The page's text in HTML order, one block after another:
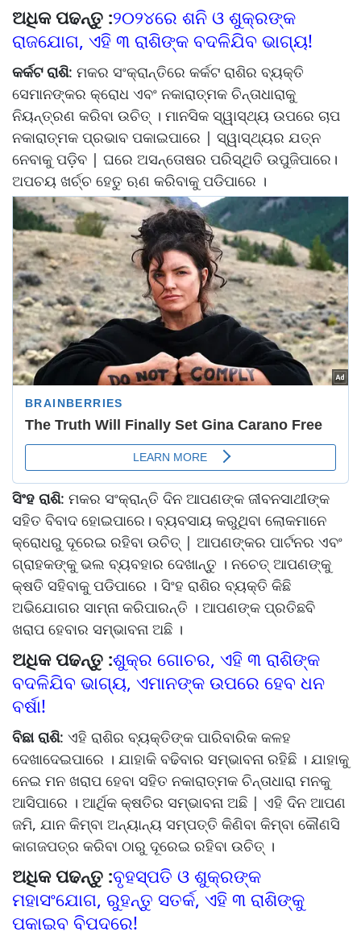
ଅଧିକ ପଢନ୍ତୁ :୨୦୨୪ରେ ଶନି ଓ ଶୁକ୍ରଙ୍କ
ରାଜଯୋଗ, ଏହି ୩ ରାଶିଙ୍କ ବଦଳିଯିବ ଭାଗ୍ୟ!
କର୍କଟ ରାଶି: ମକର ସଂକ୍ରାନ୍ତିରେ କର୍କଟ ରାଶିର ବ୍ୟକ୍ତି
ସେମାନଙ୍କର କ୍ରୋଧ ଏବଂ ନକାରାତ୍ମକ ଚିନ୍ତାଧାରାକୁ
ନିୟନ୍ତ୍ରଣ କରିବା ଉଚିତ୍ । ମାନସିକ ସ୍ୱାସ୍ଥ୍ୟ ଉପରେ ଚାପ
ନକାରାତ୍ମକ ପ୍ରଭାବ ପକାଇପାରେ | ସ୍ୱାସ୍ଥ୍ୟର ଯତ୍ନ
ନେବାକୁ ପଡ଼ିବ | ଘରେ ଅସନ୍ତୋଷର ପରିସ୍ଥିତି ଉପୁଜିପାରେ।
ଅପଚୟ ଖର୍ଚ୍ଚ ହେତୁ ଋଣ କରିବାକୁ ପଡିପାରେ ।
ସିଂହ ରାଶି: ମକର ସଂକ୍ରାନ୍ତି ଦିନ ଆପଣଙ୍କ ଜୀବନସାଥୀଙ୍କ
ସହିତ ବିବାଦ ହୋଇପାରେ। ବ୍ୟବସାୟ କରୁଥିବା ଲୋକମାନେ
କ୍ରୋଧରୁ ଦୂରେଇ ରହିବା ଉଚିତ୍ | ଆପଣଙ୍କର ପାର୍ଟନର ଏବଂ
ଗ୍ରାହକଙ୍କୁ ଭଲ ବ୍ୟବହାର ଦେଖାନ୍ତୁ । ନଚେତ୍ ଆପଣଙ୍କୁ
କ୍ଷତି ସହିବାକୁ ପଡିପାରେ । ସିଂହ ରାଶିର ବ୍ୟକ୍ତି କିଛି
ଅଭିଯୋଗର ସାମ୍ନା କରିପାରନ୍ତି । ଆପଣଙ୍କ ପ୍ରତିଛବି
ଖରାପ ହେବାର ସମ୍ଭାବନା ଅଛି ।
ଅଧିକ ପଢନ୍ତୁ :ଶୁକ୍ର ଗୋଚର, ଏହି ୩ ରାଶିଙ୍କ
ବଦଳିଯିବ ଭାଗ୍ୟ, ଏମାନଙ୍କ ଉପରେ ହେବ ଧନ
ବର୍ଷା!
ବିଛାରାଶି: ଏହି ରାଶିର ବ୍ୟକ୍ତିଙ୍କ ପାରିବାରିକ କଳହ
ଦେଖାଦେଇପାରେ । ଯାହାକି ବଢିବାର ସମ୍ଭାବନା ରହିଛି । ଯାହାକୁ
ନେଇ ମନ ଖରାପ ହେବା ସହିତ ନକାରାତ୍ମକ ଚିନ୍ତାଧାରା ମନକୁ
ଆସିପାରେ । ଆର୍ଥିକ କ୍ଷତିର ସମ୍ଭାବନା ଅଛି | ଏହି ଦିନ ଆପଣ
ଜମି, ଯାନ କିମ୍ବା ଅନ୍ୟାନ୍ୟ ସମ୍ପତ୍ତି କିଣିବା କିମ୍ବା କୌଣସି
କାଗଜପତ୍ର କରିବା ଠାରୁ ଦୂରେଇ ରହିବା ଉଚିତ୍ ।
ଅଧିକ ପଢନ୍ତୁ :ବୃହସ୍ପତି ଓ ଶୁକ୍ରଙ୍କ
ମହାସଂଯୋଗ, ରୁହନ୍ତୁ ସତର୍କ, ଏହି ୩ ରାଶିଙ୍କୁ
ପକାଇବ ବିପଦରେ!